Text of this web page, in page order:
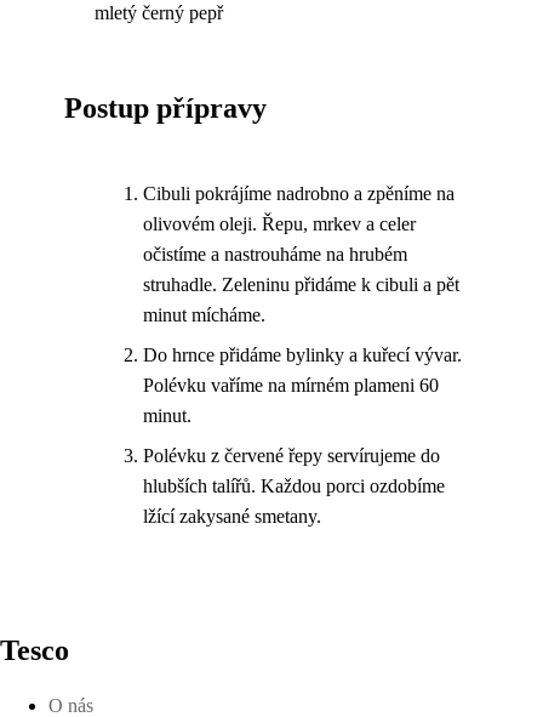
mletý černý pepř
Postup přípravy
Cibuli pokrájíme nadrobno a zpěníme na
olivovém oleji. Řepu, mrkev a celer
očistíme a nastrouháme na hrubém
struhadle. Zeleninu přidáme k cibuli a pět
minut mícháme.
Do hrnce přidáme bylinky a kuřecí vývar.
Polévku vaříme na mírném plameni 60
minut.
Polévku z červené řepy servírujeme do
hlubších talířů. Každou porci ozdobíme
lžící zakysané smetany.
Tesco
O nás